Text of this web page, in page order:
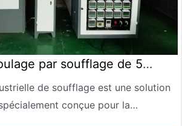
par soufflage de 5
de soufflage est une solution
conçue pour la